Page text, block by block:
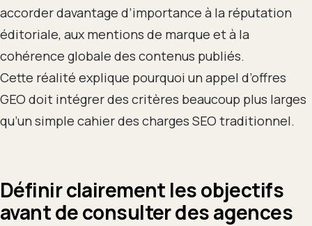
accorder davantage d’importance à la réputation
éditoriale, aux mentions de marque et à la
cohérence globale des contenus publiés.
Cette réalité explique pourquoi un appel d’offres
GEO doit intégrer des critères beaucoup plus larges
qu’un simple cahier des charges SEO traditionnel.
Définir clairement les objectifs
avant de consulter des agences